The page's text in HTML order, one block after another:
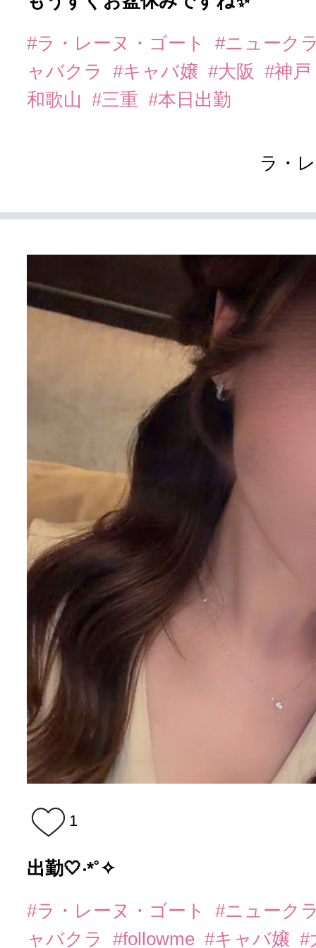
#ラ・レーヌ・ゴート
#ニューク
ャバクラ
#キャバ嬢 #大阪
#神戸
和歌山
#三重 #本日出勤
ラ・
1
出勤🤍‧*˚✧
#ラ・レーヌ・ゴート
#ニューク
ャバクラ
#followme #キャバ嬢 #